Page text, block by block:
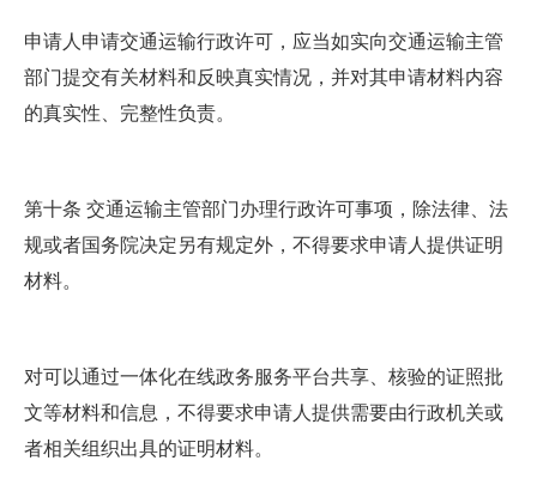
申请人申请交通运输行政许可，应当如实向交通运输主管
部门提交有关材料和反映真实情况，并对其申请材料内容
的真实性、完整性负责。
第十条 交通运输主管部门办理行政许可事项，除法律、法
规或者国务院决定另有规定外，不得要求申请人提供证明
材料。
对可以通过一体化在线政务服务平台共享、核验的证照批
文等材料和信息，不得要求申请人提供需要由行政机关或
者相关组织出具的证明材料。